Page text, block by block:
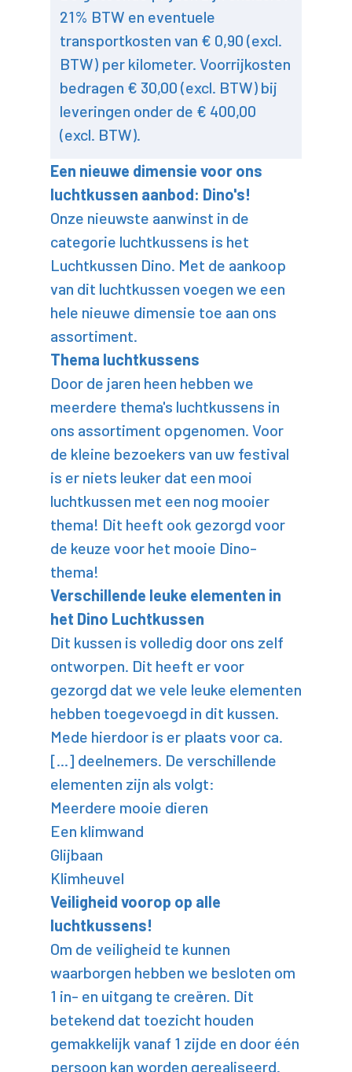
21% BTW en eventuele
transportkosten van € 0,90 (excl.
BTW) per kilometer. Voorrijkosten
bedragen € 30,00 (excl. BTW) bij
leveringen onder de € 400,00
(excl. BTW).
Een nieuwe dimensie voor ons
luchtkussen aanbod: Dino's!
Onze nieuwste aanwinst in de
categorie luchtkussens is het
Luchtkussen Dino. Met de aankoop
van dit luchtkussen voegen we een
hele nieuwe dimensie toe aan ons
assortiment.
Thema luchtkussens
Door de jaren heen hebben we
meerdere thema's luchtkussens in
ons assortiment opgenomen. Voor
de kleine bezoekers van uw festival
is er niets leuker dat een mooi
luchtkussen met een nog mooier
thema! Dit heeft ook gezorgd voor
de keuze voor het mooie Dino-
thema!
Verschillende leuke elementen in
het Dino Luchtkussen
Dit kussen is volledig door ons zelf
ontworpen. Dit heeft er voor
gezorgd dat we vele leuke elementen
hebben toegevoegd in dit kussen.
Mede hierdoor is er plaats voor ca.
[...] deelnemers. De verschillende
elementen zijn als volgt:
Meerdere mooie dieren
Een klimwand
Glijbaan
Klimheuvel
Veiligheid voorop op alle
luchtkussens!
Om de veiligheid te kunnen
waarborgen hebben we besloten om
1 in- en uitgang te creëren. Dit
betekend dat toezicht houden
gemakkelijk vanaf 1 zijde en door één
persoon kan worden gerealiseerd.